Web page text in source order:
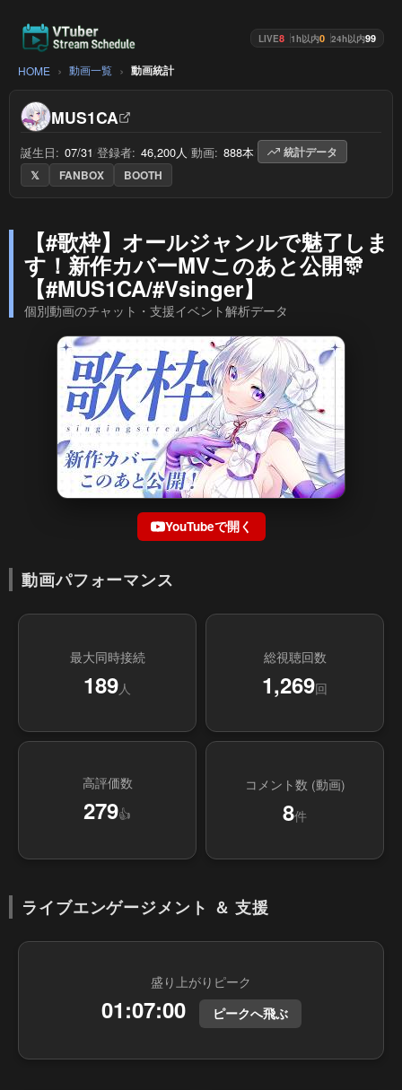
LIVE8 1h以内0 24h以内99
HOME 動画一覧 動画統計
MUS1CA
誕生日: 07/31 登録者: 46,200人 動画: 888本
統計データ
𝕏
FANBOX BOOTH
【#歌枠】オールジャンルで魅了しま
す！新作カバーMVこのあと公開🎊
【#MUS1CA/#Vsinger】
個別動画のチャット・支援イベント解析データ
YouTubeで開く
動画パフォーマンス
最大同時接続
189人
総視聴回数
1,269回
高評価数
279👍
コメント数 (動画)
8件
ライブエンゲージメント ＆ 支援
盛り上がりピーク
01:07:00 ピークへ飛ぶ